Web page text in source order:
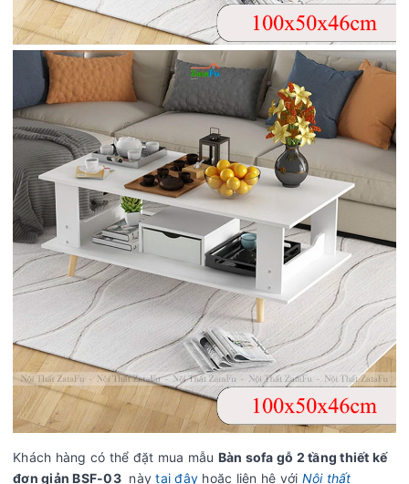
Khách hàng có thể đặt mua mẫu Bàn sofa gỗ 2 tầng thiết kế
đơn giản BSF-03nàytại đây hoặc liên hệ với Nội thất